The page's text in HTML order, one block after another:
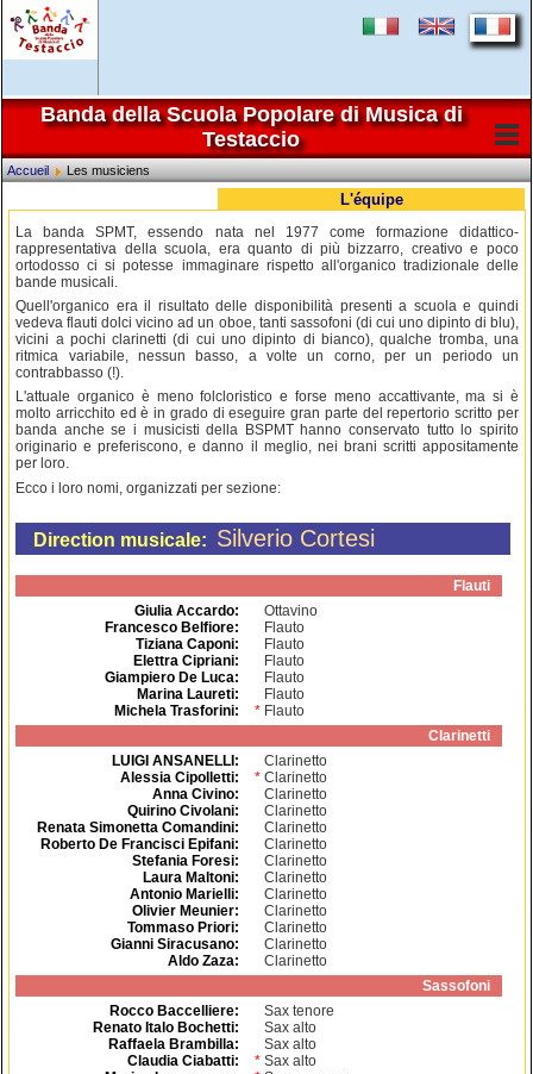
Banda della Scuola Popolare di Musica di
Testaccio
Accueil Les musiciens
L'équipe
La banda SPMT, essendo nata nel 1977 come formazione didattico-
rappresentativa della scuola, era quanto di più bizzarro, creativo e poco
ortodosso ci si potesse immaginare rispetto all'organico tradizionale delle
bande musicali.
Quell'organico era il risultato delle disponibilità presenti a scuola e quindi
vedeva flauti dolci vicino ad un oboe, tanti sassofoni (di cui uno dipinto di blu),
vicini a pochi clarinetti (di cui uno dipinto di bianco), qualche tromba, una
ritmica variabile, nessun basso, a volte un corno, per un periodo un
contrabbasso (!).
L'attuale organico è meno folcloristico e forse meno accattivante, ma si è
molto arricchito ed è in grado di eseguire gran parte del repertorio scritto per
banda anche se i musicisti della BSPMT hanno conservato tutto lo spirito
originario e preferiscono, e danno il meglio, nei brani scritti appositamente
per loro.
Ecco i loro nomi, organizzati per sezione:
Direction musicale: Silverio Cortesi
Flauti
Giulia Accardo:
Ottavino
Francesco Belfiore:
Flauto
Tiziana Caponi:
Flauto
Elettra Cipriani:
Flauto
Giampiero De Luca:
Flauto
Marina Laureti:
Flauto
Michela Trasforini: * Flauto
Clarinetti
LUIGI ANSANELLI:
Clarinetto
Alessia Cipolletti: * Clarinetto
Anna Civino:
Clarinetto
Quirino Civolani:
Clarinetto
Renata Simonetta Comandini:
Clarinetto
Roberto De Francisci Epifani:
Clarinetto
Stefania Foresi:
Clarinetto
Laura Maltoni:
Clarinetto
Antonio Marielli:
Clarinetto
Olivier Meunier:
Clarinetto
Tommaso Priori:
Clarinetto
Gianni Siracusano:
Clarinetto
Aldo Zaza:
Clarinetto
Sassofoni
Rocco Baccelliere:
Sax tenore
Renato Italo Bochetti:
Sax alto
Raffaela Brambilla:
Sax alto
Claudia Ciabatti: * Sax alto